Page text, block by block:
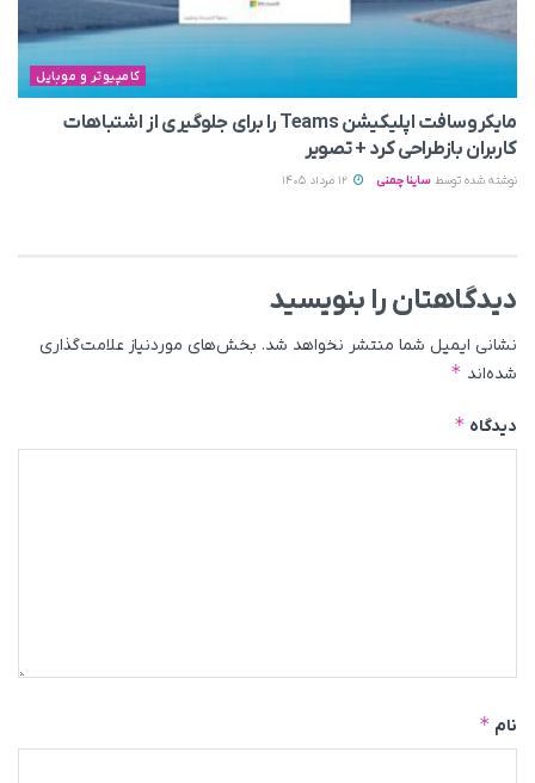
کامپیوتر و موبایل
مایکروسافت اپلیکیشن Teams را برای جلوگیری از اشتباهات
کاربران بازطراحی کرد + تصویر
نوشته شده توسط ساینا چمنی
دیدگاهتان را بنویسید
نشانی ایمیل شما منتشر نخواهد شد. بخش‌های موردنیاز علامت‌گذاری
شده‌اند *
دیدگاه *
نام *